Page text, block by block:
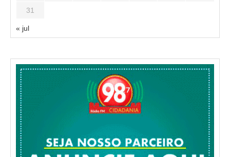
31
« jul